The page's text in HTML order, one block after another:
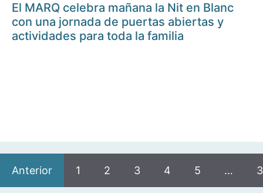
El MARQ celebra mañana la Nit en Blanc
con una jornada de puertas abiertas y
actividades para toda la familia
Anterior 1 2 3 4 5 …